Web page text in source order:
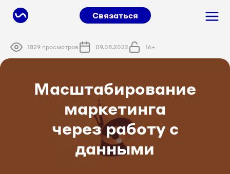
Связаться
1829 просмотров 09.08.2022 16+
Масштабирование
маркетинга
через работу с
данными